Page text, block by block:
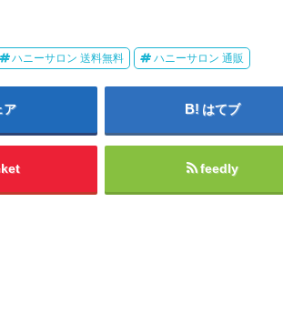
ハニーサロン 送料無料 ハニーサロン 通販
ア はてブ
feedly